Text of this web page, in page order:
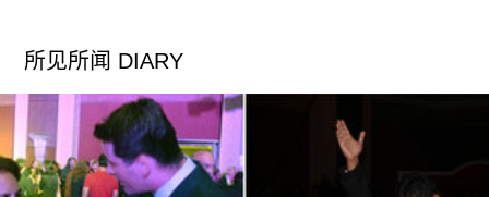
年我正好在做一个关于“物种起源”的项目，跟达尔
文的《进化论》有关系。做这个项目的时候需要找
一个海岛做拍摄，这是第一个契机。
第二个契机是：既然要找海岛就要去研究什么样的
所见所闻 DIARY